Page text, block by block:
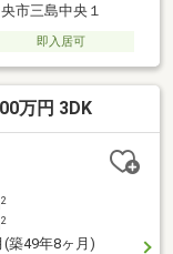
市三島中央１
即入居可
万円 3DK
2
2
(築49年8ヶ月)